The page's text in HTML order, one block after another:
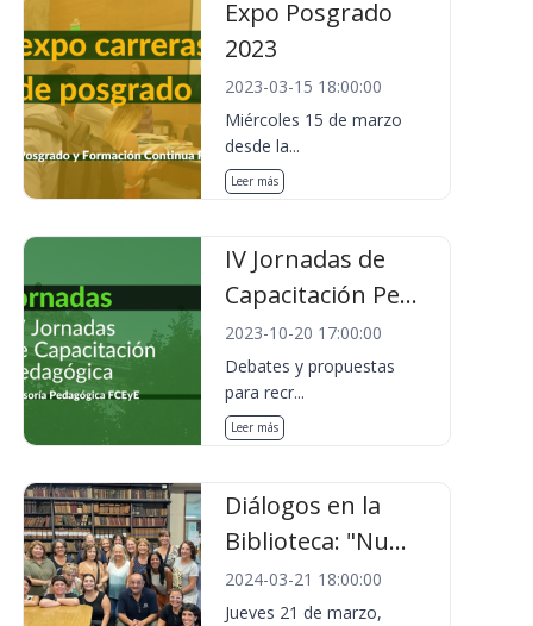
Expo Posgrado
2023
2023-03-15 18:00:00
Miércoles 15 de marzo
desde la...
Leer más
IV Jornadas de
Capacitación Pe...
2023-10-20 17:00:00
Debates y propuestas
para recr...
Leer más
Diálogos en la
Biblioteca: "Nu...
2024-03-21 18:00:00
Jueves 21 de marzo,